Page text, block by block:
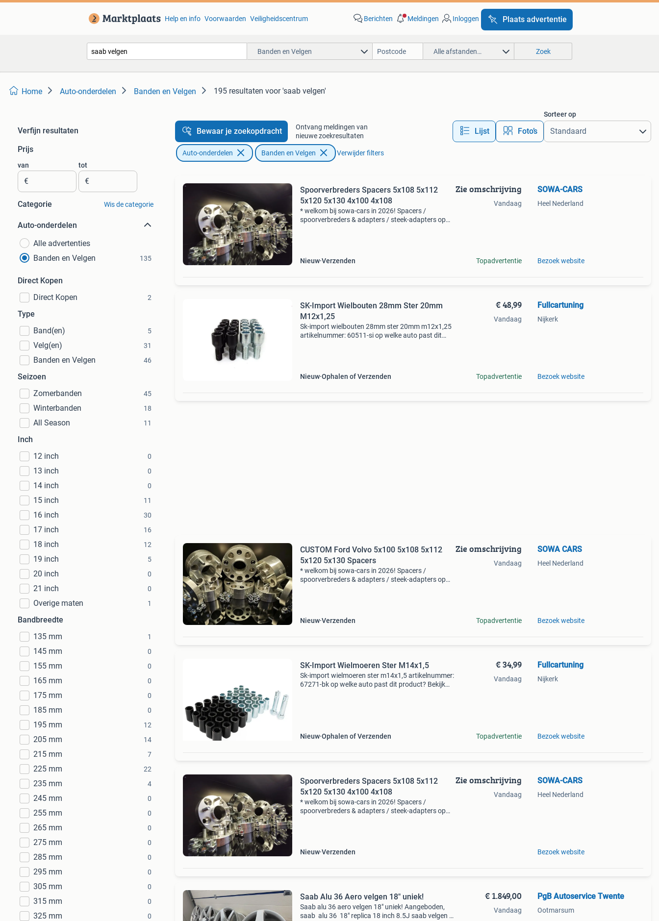
Help en info Voorwaarden Veiligheidscentrum Berichten Meldingen Inloggen Plaats advertentie
Banden en Velgen Alle afstanden… Zoek
Home Auto-onderdelen Banden en Velgen 195 resultaten voor 'saab velgen'
Verfijn resultaten
Prijs
van
€
tot
€
Categorie Wis de categorie
Auto-onderdelen
Alle advertenties
Banden en Velgen
135
Direct Kopen
Direct Kopen
2
Type
Band(en)
5
Velg(en) 31
Banden en Velgen 46
Seizoen
Zomerbanden
45
Winterbanden 18
All Season 11
Inch
12 inch
0
13 inch 0
14 inch 0
15 inch 11
16 inch 30
17 inch 16
18 inch 12
19 inch 5
20 inch 0
21 inch 0
Overige maten 1
Bandbreedte
135 mm
1
145 mm 0
155 mm 0
165 mm 0
175 mm 0
185 mm 0
195 mm 12
205 mm 14
215 mm 7
225 mm 22
235 mm 4
245 mm 0
255 mm 0
265 mm 0
275 mm 0
285 mm 0
295 mm 0
305 mm 0
315 mm 0
325 mm 0
Bewaar je zoekopdracht
Ontvang meldingen van
nieuwe zoekresultaten
Lijst Foto’s
Sorteer op
Auto-onderdelen Banden en Velgen Verwijder filters
Spoorverbreders Spacers 5x108 5x112
5x120 5x130 4x100 4x108
* welkom bij sowa-cars in 2026! Spacers /
spoorverbreders & adapters / steek-adapters op
Nieuw Verzenden
Zie omschrijving
Vandaag
Topadvertentie
SOWA-CARS
Heel Nederland
Bezoek website
SK-Import Wielbouten 28mm Ster 20mm
M12x1,25
Sk-import wielbouten 28mm ster 20mm m12x1,25
artikelnummer: 60511-si op welke auto past dit
Nieuw Ophalen of Verzenden
€ 48,99
Vandaag
Topadvertentie
Fullcartuning
Nijkerk
Bezoek website
CUSTOM Ford Volvo 5x100 5x108 5x112
5x120 5x130 Spacers
* welkom bij sowa-cars in 2026! Spacers /
spoorverbreders & adapters / steek-adapters op
Nieuw Verzenden
Zie omschrijving
Vandaag
Topadvertentie
SOWA CARS
Heel Nederland
Bezoek website
SK-Import Wielmoeren Ster M14x1,5
Sk-import wielmoeren ster m14x1,5 artikelnummer:
67271-bk op welke auto past dit product? Bekijk
Nieuw Ophalen of Verzenden
€ 34,99
Vandaag
Topadvertentie
Fullcartuning
Nijkerk
Bezoek website
Spoorverbreders Spacers 5x108 5x112
5x120 5x130 4x100 4x108
* welkom bij sowa-cars in 2026! Spacers /
spoorverbreders & adapters / steek-adapters op
Nieuw Verzenden
Zie omschrijving
Vandaag
SOWA-CARS
Heel Nederland
Bezoek website
Saab Alu 36 Aero velgen 18" uniek!
Saab alu 36 aero velgen 18" uniek! Aangeboden,
saab alu 36 18" replica 18 inch 8.5J saab velgen et
€ 1.849,00
Vandaag
PgB Autoservice Twente
Ootmarsum